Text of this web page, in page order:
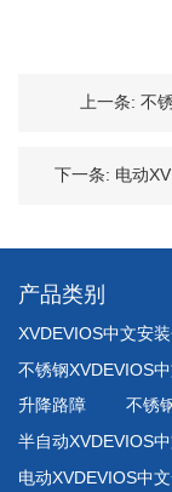
上一条: 不
下一条: 电动
产品类别
XVDEVIOS中文安
不锈钢XVDEVIOS
升降路障
不锈
半自动XVDEVIOS
电动XVDEVIOS中